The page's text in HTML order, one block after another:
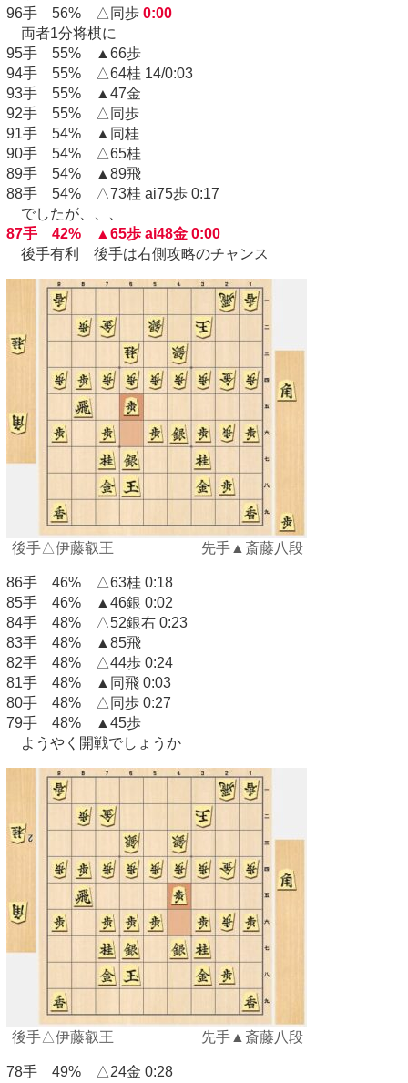
96手 56% △同歩 0:00
両者1分将棋に
95手 55% ▲66歩
94手 55% △64桂 14/0:03
93手 55% ▲47金
92手 55% △同歩
91手 54% ▲同桂
90手 54% △65桂
89手 54% ▲89飛
88手 54% △73桂 ai75歩 0:17
でしたが、、、
87手 42% ▲65歩 ai48金 0:00
後手有利 後手は右側攻略のチャンス
後手△伊藤叡王 先手▲斎藤八段
86手 46% △63桂 0:18
85手 46% ▲46銀 0:02
84手 48% △52銀右 0:23
83手 48% ▲85飛
82手 48% △44歩 0:24
81手 48% ▲同飛 0:03
80手 48% △同歩 0:27
79手 48% ▲45歩
ようやく開戦でしょうか
後手△伊藤叡王 先手▲斎藤八段
78手 49% △24金 0:28